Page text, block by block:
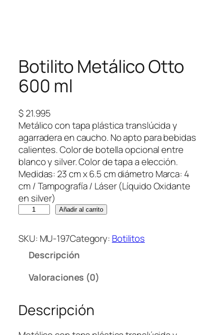
Botilito Metálico Otto
600 ml
$ 21.995
Metálico con tapa plástica translúcida y
agarradera en caucho. No apto para bebidas
calientes. Color de botella opcional entre
blanco y silver. Color de tapa a elección.
Medidas: 23 cm x 6.5 cm diámetro Marca: 4
cm / Tampografía / Láser (Líquido Oxidante
en silver)
t
i
M
e
t
Añadir al carrito
SKU: MU-197Category: Botilitos
Descripción
Valoraciones (0)
Descripción